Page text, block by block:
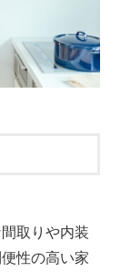
取りや内装
性の高い家